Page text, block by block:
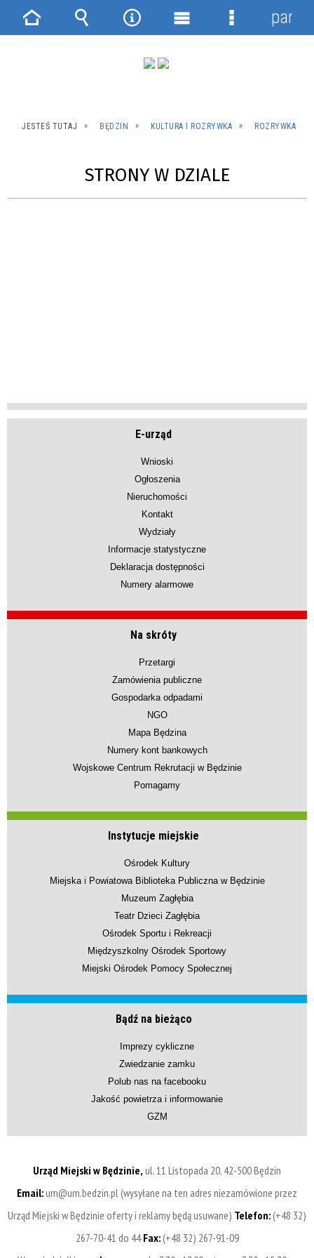
JESTEŚ TUTAJ BĘDZIN KULTURA I ROZRYWKA ROZRYWKA
STRONY W DZIALE
E-urząd
Wnioski
Ogłoszenia
Nieruchomości
Kontakt
Wydziały
Informacje statystyczne
Deklaracja dostępności
Numery alarmowe
Na skróty
Przetargi
Zamówienia publiczne
Gospodarka odpadami
NGO
Mapa Będzina
Numery kont bankowych
Wojskowe Centrum Rekrutacji w Będzinie
Pomagamy
Instytucje miejskie
Ośrodek Kultury
Miejska i Powiatowa Biblioteka Publiczna w Będzinie
Muzeum Zagłębia
Teatr Dzieci Zagłębia
Ośrodek Sportu i Rekreacji
Międzyszkolny Ośrodek Sportowy
Miejski Ośrodek Pomocy Społecznej
Bądź na bieżąco
Imprezy cykliczne
Zwiedzanie zamku
Polub nas na facebooku
Jakość powietrza i informowanie
GZM
Urząd Miejski w Będzinie, ul. 11 Listopada 20, 42-500 Będzin
Email:um@um.bedzin.pl (wysyłane na ten adres niezamówione przez
Urząd Miejski w Będzinie oferty i reklamy będą usuwane) Telefon:(+48 32)
267-70-41 do 44Fax:(+48 32) 267-91-09
Strona Wyszukiwarka
NarzędziaMenu
Menu
panel